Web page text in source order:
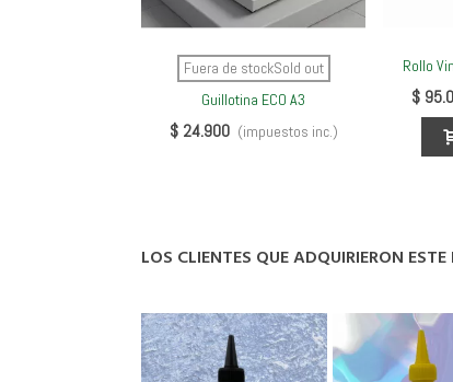
Ver Más
Fuera de stockSold out
Guillotina ECO A3
$ 24.900 (impuestos inc.)
Rollo
$
LOS CLIENTES QUE ADQUIRIERON